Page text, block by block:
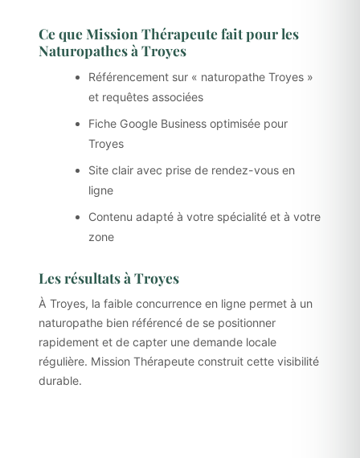
Ce que Mission Thérapeute fait pour les
Naturopathes à Troyes
Référencement sur « naturopathe Troyes »
et requêtes associées
Fiche Google Business optimisée pour
Troyes
Site clair avec prise de rendez-vous en
ligne
Contenu adapté à votre spécialité et à votre
zone
Les résultats à Troyes
À Troyes, la faible concurrence en ligne permet à un
naturopathe bien référencé de se positionner
rapidement et de capter une demande locale
régulière. Mission Thérapeute construit cette visibilité
durable.